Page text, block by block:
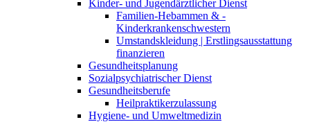
Kinder- und Jugendärztlicher Dienst
Familien-Hebammen & -
Kinderkrankenschwestern
Umstandskleidung | Erstlingsausstattung
finanzieren
Gesundheitsplanung
Sozialpsychiatrischer Dienst
Gesundheitsberufe
Heilpraktikerzulassung
Hygiene- und Umweltmedizin